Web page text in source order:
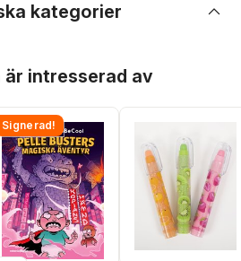
kategorier
är intresserad av
Signerad!